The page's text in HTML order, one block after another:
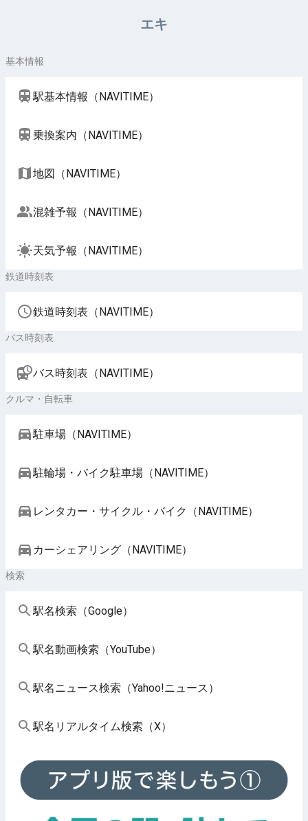
エキ
基本情報
駅基本情報（NAVITIME）
乗換案内（NAVITIME）
地図（NAVITIME）
混雑予報（NAVITIME）
天気予報（NAVITIME）
鉄道時刻表
鉄道時刻表（NAVITIME）
バス時刻表
バス時刻表（NAVITIME）
クルマ・自転車
駐車場（NAVITIME）
駐輪場・バイク駐車場（NAVITIME）
レンタカー・サイクル・バイク（NAVITIME）
カーシェアリング（NAVITIME）
検索
駅名検索（Google）
駅名動画検索（YouTube）
駅名ニュース検索（Yahoo!ニュース）
駅名リアルタイム検索（X）